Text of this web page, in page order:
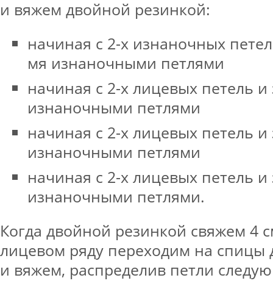
и вяжем двойной резинкой:
начиная с 2-х изнаночных
мя изнаночными петлями
начиная с 2-х лицевых петель
изнаночными петлями
начиная с 2-х лицевых петель
изнаночными петлями
начиная с 2-х лицевых петель
изнаночными петлями.
Когда двойной резинкой свяжем 4
лицевом ряду переходим на спицы
и вяжем, распределив петли